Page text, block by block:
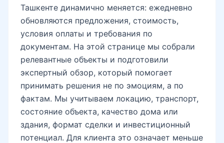
Ташкенте динамично меняется: ежедневно
обновляются предложения, стоимость,
условия оплаты и требования по
документам. На этой странице мы собрали
релевантные объекты и подготовили
экспертный обзор, который помогает
принимать решения не по эмоциям, а по
фактам. Мы учитываем локацию, транспорт,
состояние объекта, качество дома или
здания, формат сделки и инвестиционный
потенциал. Для клиента это означает меньше